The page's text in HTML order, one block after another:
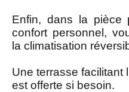
Enfin, dans la pièce
confort personnel,
la climatisation
Une terrasse facilitant
est offerte si besoin.